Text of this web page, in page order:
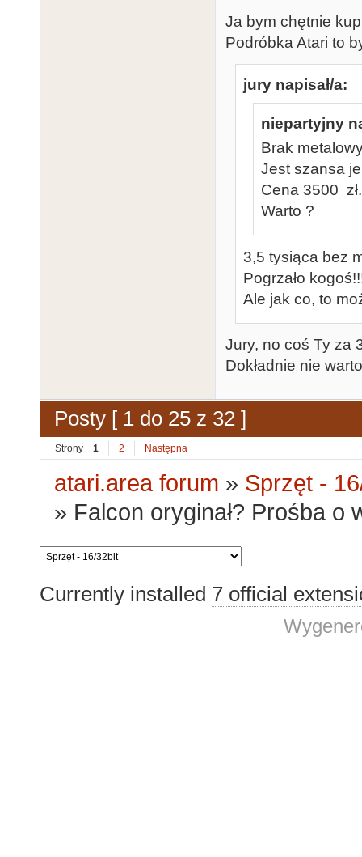
Ja bym chętnie
Podróbka Atari to
jury napisał/a:
niepartyjny
Brak
Jest szansa
Cena 3500 zł.
Warto ?
3,5 tysiąca bez
Pogrzało
Ale jak co, to
Jury, no coś Ty za
Dokładnie nie
Posty [ 1 do 25 z 32 ]
Strony 1 2 Następna
atari.area forum » Sprzęt -
» Falcon oryginał? Prośba o
Currently installed 7 official